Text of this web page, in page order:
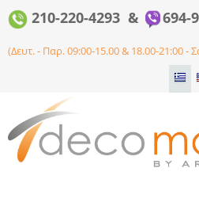
210-220-4293 & 694-
(Δευτ. - Παρ. 09:00-15.00 & 18.00-21:00 -